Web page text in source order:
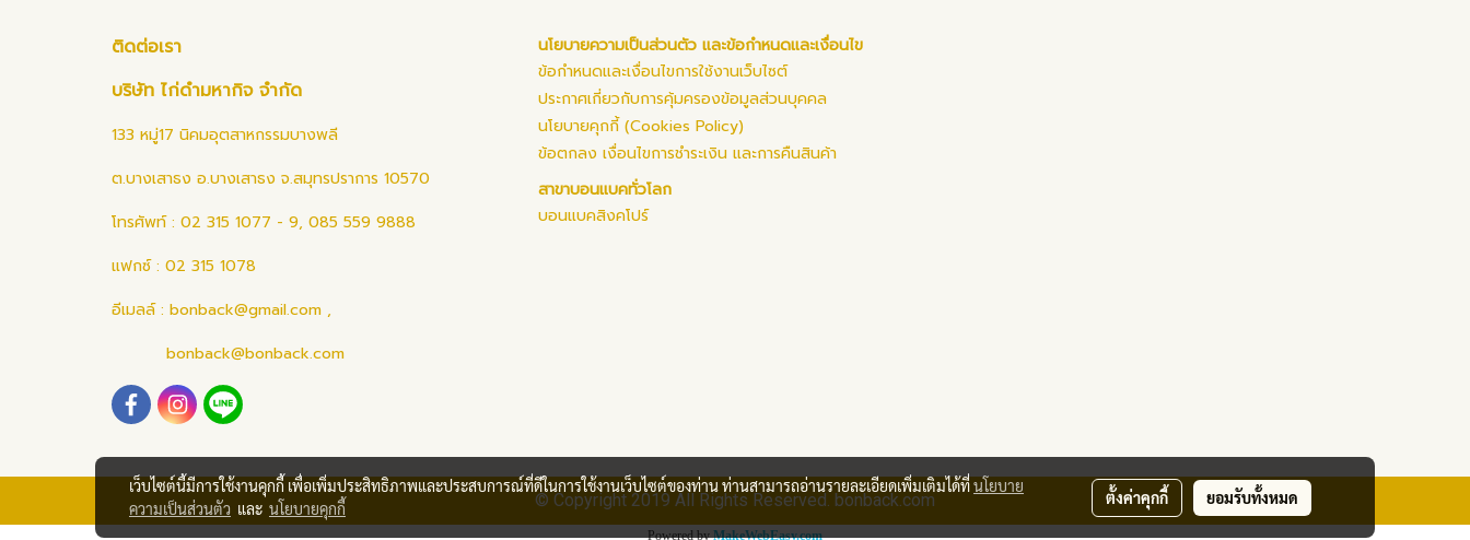
ติดต่อเรา
บริษัท ไก่ดำมหากิจ จำกัด
133 หมู่17 นิคมอุตสาหกรรมบางพลี
ต.บางเสาธง อ.บางเสาธง จ.สมุทรปราการ 10570
โทรศัพท์ : 02 315 1077 - 9, 085 559 9888
แฟกซ์ : 02 315 1078
อีเมลล์ : bonback@gmail.com ,
bonback@bonback.com
นโยบายความเป็นส่วนตัว และข้อกำหนดและเงื่อนไข
ข้อกำหนดและเงื่อนไขการใช้งานเว็บไซต์
ประกาศเกี่ยวกับการคุ้มครองข้อมูลส่วนบุคคล
นโยบายคุกกี้ (Cookies Policy)
ข้อตกลง เงื่อนไขการชำระเงิน และการคืนสินค้า
สาขาบอนแบคทั่วโลก
บอนแบคสิงคโปร์
© Copyright 2019 All Rights Reserved. bonback.com
Powered byMakeWebEasy.com
เว็บไซต์นี้มีการใช้งานคุกกี้ เพื่อเพิ่มประสิทธิภาพและประสบการณ์ที่ดีในการใช้งานเว็บไซต์ของท่าน ท่านสามารถอ่านรายละเอียดเพิ่มเติมได้ที่นโยบาย
ความเป็นส่วนตัว และ นโยบายคุกกี้
ตั้งค่าคุกกี้ ยอมรับทั้งหมด